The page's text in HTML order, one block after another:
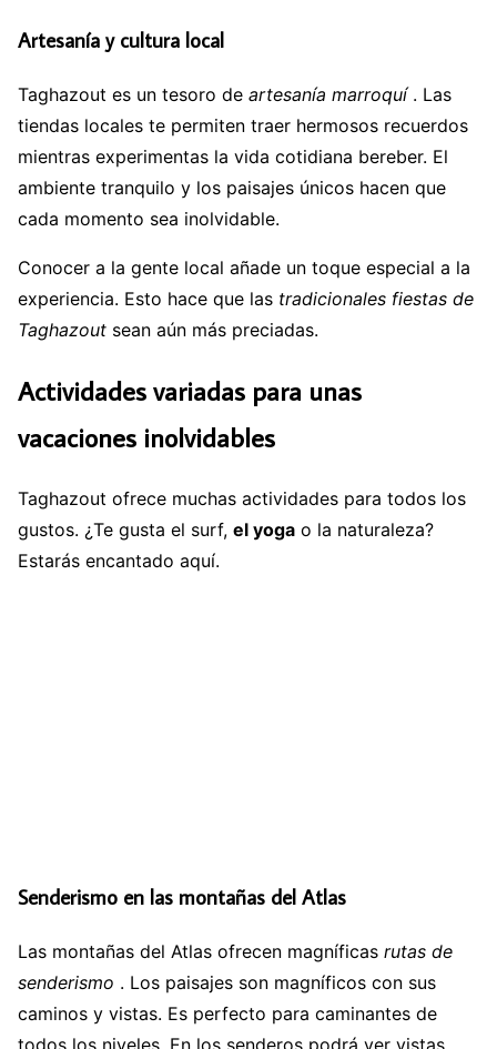
Artesanía y cultura local
Taghazout es un tesoro de artesanía marroquí. Las
tiendas locales te permiten traer hermosos recuerdos
mientras experimentas la vida cotidiana bereber. El
ambiente tranquilo y los paisajes únicos hacen que
cada momento sea inolvidable.
Conocer a la gente local añade un toque especial a la
experiencia. Esto hace que las tradicionales fiestas de
Taghazout sean aún más preciadas.
Actividades variadas para unas
vacaciones inolvidables
Taghazout ofrece muchas actividades para todos los
gustos. ¿Te gusta el surf, el yoga o la naturaleza?
Estarás encantado aquí.
Senderismo en las montañas del Atlas
Las montañas del Atlas ofrecen magníficas rutas de
senderismo . Los paisajes son magníficos con sus
caminos y vistas. Es perfecto para caminantes de
todos los niveles. En los senderos podrá ver vistas